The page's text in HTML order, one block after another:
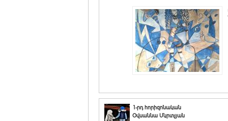
1-րդ հորիզոնական
Օվսաննա Մկրտչյան